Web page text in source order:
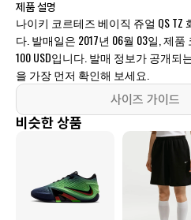
제품 설명
나이키 코르테즈 베이직 쥬얼 QS
다. 발매일은 2017년 06월 03일, 제품
100 USD입니다. 발매 정보가 공개
을 가장 먼저 확인해 보세요.
사이즈 가이드
비슷한 상품